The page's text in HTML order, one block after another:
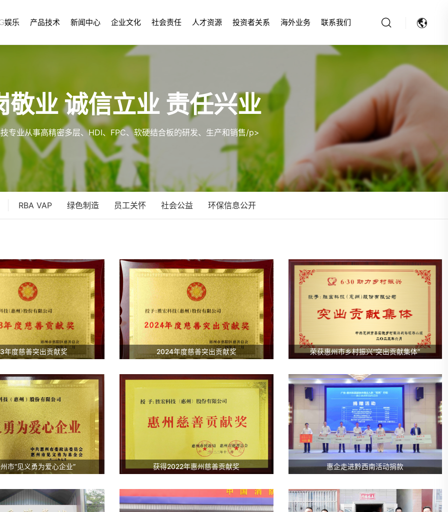
娱乐 产品技术 新闻中心 企业文化 社会责任 人才资源 投资者关系 海外业务 联系我们
敬业 诚信立业 责任兴业
专业从事高精密多层、HDI、FPC、软硬结合板的研发、生产和销售/p>
RBA VAP 绿色制造 员工关怀 社会公益 环保信息公开
年度慈善突出贡献奖 2024年度慈善突出贡献奖 荣获惠州市乡村振兴“突出贡献集体”
市“见义勇为爱心企业” 获得2022年惠州慈善贡献奖 惠企走进黔西南活动捐款